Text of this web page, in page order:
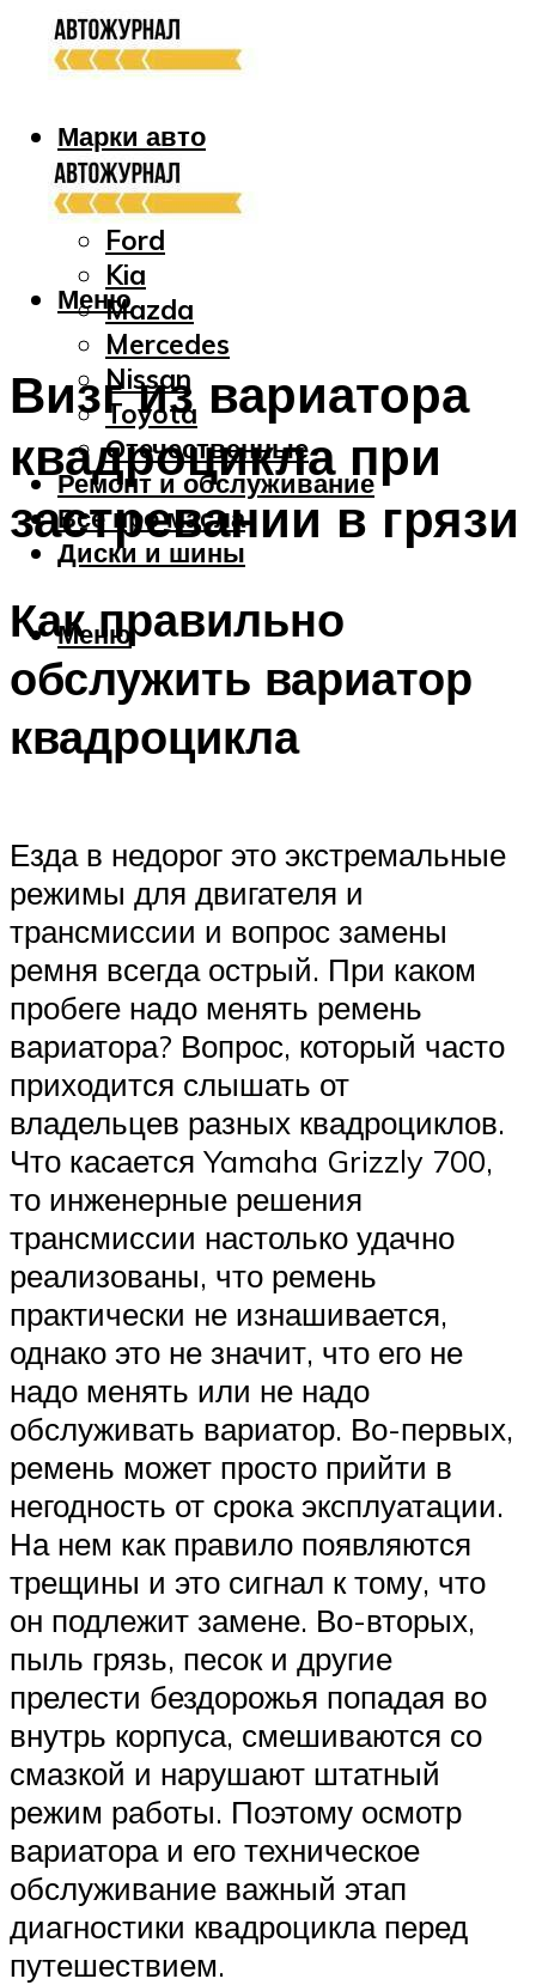
Марки авто
Audi
Bmw
Ford
Kia
Mazda
Mercedes
Nissan
Toyota
Отечественные
Ремонт и обслуживание
Все про масла
Диски и шины
Меню
Меню
Визг из вариатора
квадроцикла при
застревании в грязи
Как правильно
обслужить вариатор
квадроцикла
Езда в недорог это экстремальные
режимы для двигателя и
трансмиссии и вопрос замены
ремня всегда острый. При каком
пробеге надо менять ремень
вариатора? Вопрос, который часто
приходится слышать от
владельцев разных квадроциклов.
Что касается Yamaha Grizzly 700,
то инженерные решения
трансмиссии настолько удачно
реализованы, что ремень
практически не изнашивается,
однако это не значит, что его не
надо менять или не надо
обслуживать вариатор. Во-первых,
ремень может просто прийти в
негодность от срока эксплуатации.
На нем как правило появляются
трещины и это сигнал к тому, что
он подлежит замене. Во-вторых,
пыль грязь, песок и другие
прелести бездорожья попадая во
внутрь корпуса, смешиваются со
смазкой и нарушают штатный
режим работы. Поэтому осмотр
вариатора и его техническое
обслуживание важный этап
диагностики квадроцикла перед
путешествием.